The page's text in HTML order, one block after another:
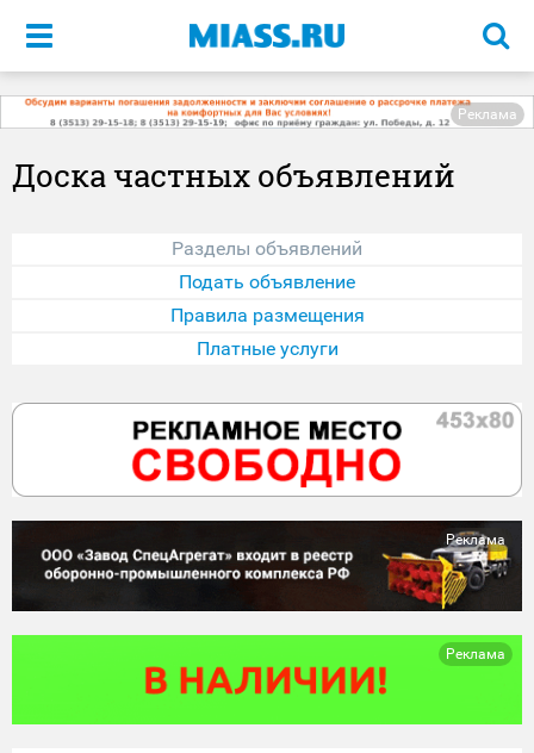
Меню
Реклама
Доска частных объявлений
Разделы объявлений
Подать объявление
Правила размещения
Платные услуги
Реклама
Реклама